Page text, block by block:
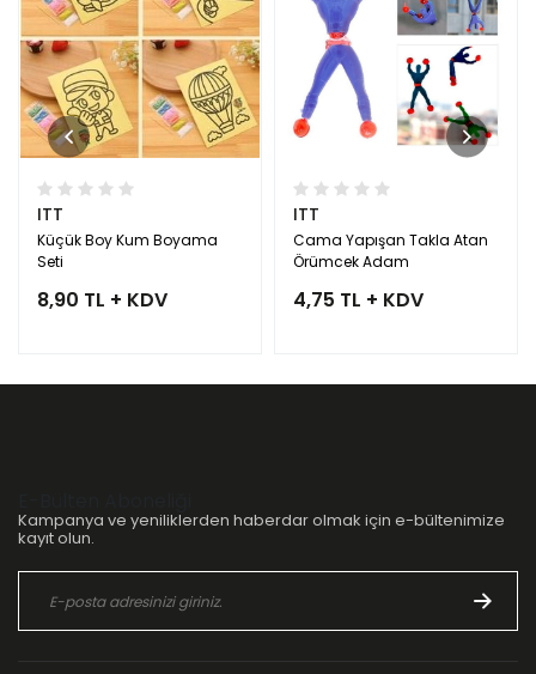
ITT
Küçük Boy Kum Boyama
Seti
8,90 TL + KDV
ITT
Cama Yapışan Takla Atan
Örümcek Adam
4,75 TL + KDV
Kampanya ve yeniliklerden haberdar olmak için e-bültenimize
kayıt olun.